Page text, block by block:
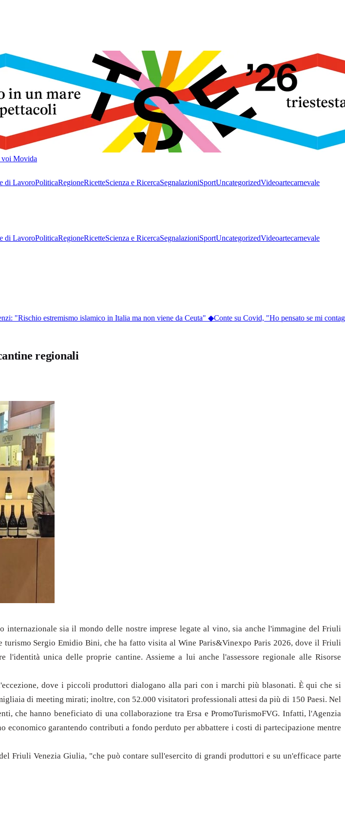
voi Movida
di LavoroPoliticaRegioneRicetteScienza e RicercaSegnalazioniSportUncategorizedVideoartecarnevale
di LavoroPoliticaRegioneRicetteScienza e RicercaSegnalazioniSportUncategorizedVideoartecarnevale
"Rischio estremismo islamico in Italia ma non viene da Ceuta"◆Conte su Covid, "Ho pensato se mi
regionali
sia il mondo delle nostre imprese legate al vino, sia anche l'immagine del Friuli
Sergio Emidio Bini, che ha fatto visita al Wine Paris&Vinexpo Paris 2026, dove il Friuli
unica delle proprie cantine. Assieme a lui anche l'assessore regionale alle Risorse
dove i piccoli produttori dialogano alla pari con i marchi più blasonati. È qui che si
di meeting mirati; inoltre, con 52.000 visitatori professionali attesi da più di 150 Paesi. Nel
che hanno beneficiato di una collaborazione tra Ersa e PromoTurismoFVG. Infatti, l'Agenzia
garantendo contributi a fondo perduto per abbattere i costi di partecipazione mentre
Friuli Venezia Giulia, "che può contare sull'esercito di grandi produttori e su un'efficace parte